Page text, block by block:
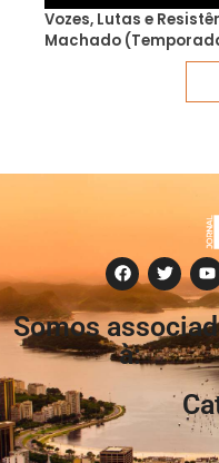
Vozes, Lutas e
Machado
Somos
à: